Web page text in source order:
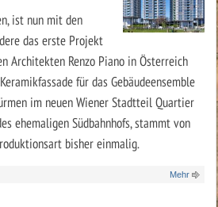
ist nun mit den
das erste Projekt
Architekten Renzo Piano in Österreich
für das Gebäudeensemble
im neuen Wiener Stadtteil Quartier
ehemaligen Südbahnhofs, stammt von
bisher einmalig.
Mehr